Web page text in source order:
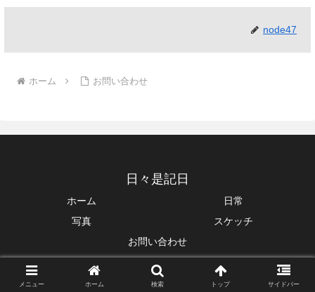
node47
ホーム お問い合わせ
日々是記日
ホーム
日常
写真
スケッチ
お問い合わせ
© 2026 日々是記日.
メニュー ホーム 検索 トップ サイドバー